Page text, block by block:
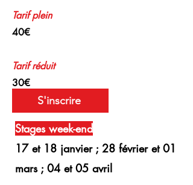
Tarif plein
40€
Tarif réduit
30€
S'inscrire
Stages week-end
17 et 18 janvier ; 28 février et 01
mars ; 04 et 05 avril